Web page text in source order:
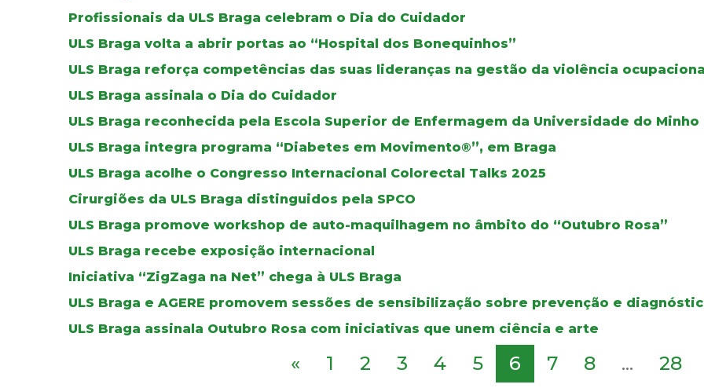
Profissionais da ULS Braga celebram o Dia do Cuidador
ULS Braga volta a abrir portas ao “Hospital dos Bonequinhos”
ULS Braga reforça competências das suas lideranças na gestão da violência
ULS Braga assinala o Dia do Cuidador
ULS Braga reconhecida pela Escola Superior de Enfermagem da Universidade do Minho
ULS Braga integra programa “Diabetes em Movimento®”, em Braga
ULS Braga acolhe o Congresso Internacional Colorectal Talks 2025
Cirurgiões da ULS Braga distinguidos pela SPCO
ULS Braga promove workshop de auto-maquilhagem no âmbito do “Outubro Rosa”
ULS Braga recebe exposição internacional
Iniciativa “ZigZaga na Net” chega à ULS Braga
ULS Braga e AGERE promovem sessões de sensibilização sobre prevenção e
ULS Braga assinala Outubro Rosa com iniciativas que unem ciência e arte
« 1 2 3 4 5 6 7 8 ... 28